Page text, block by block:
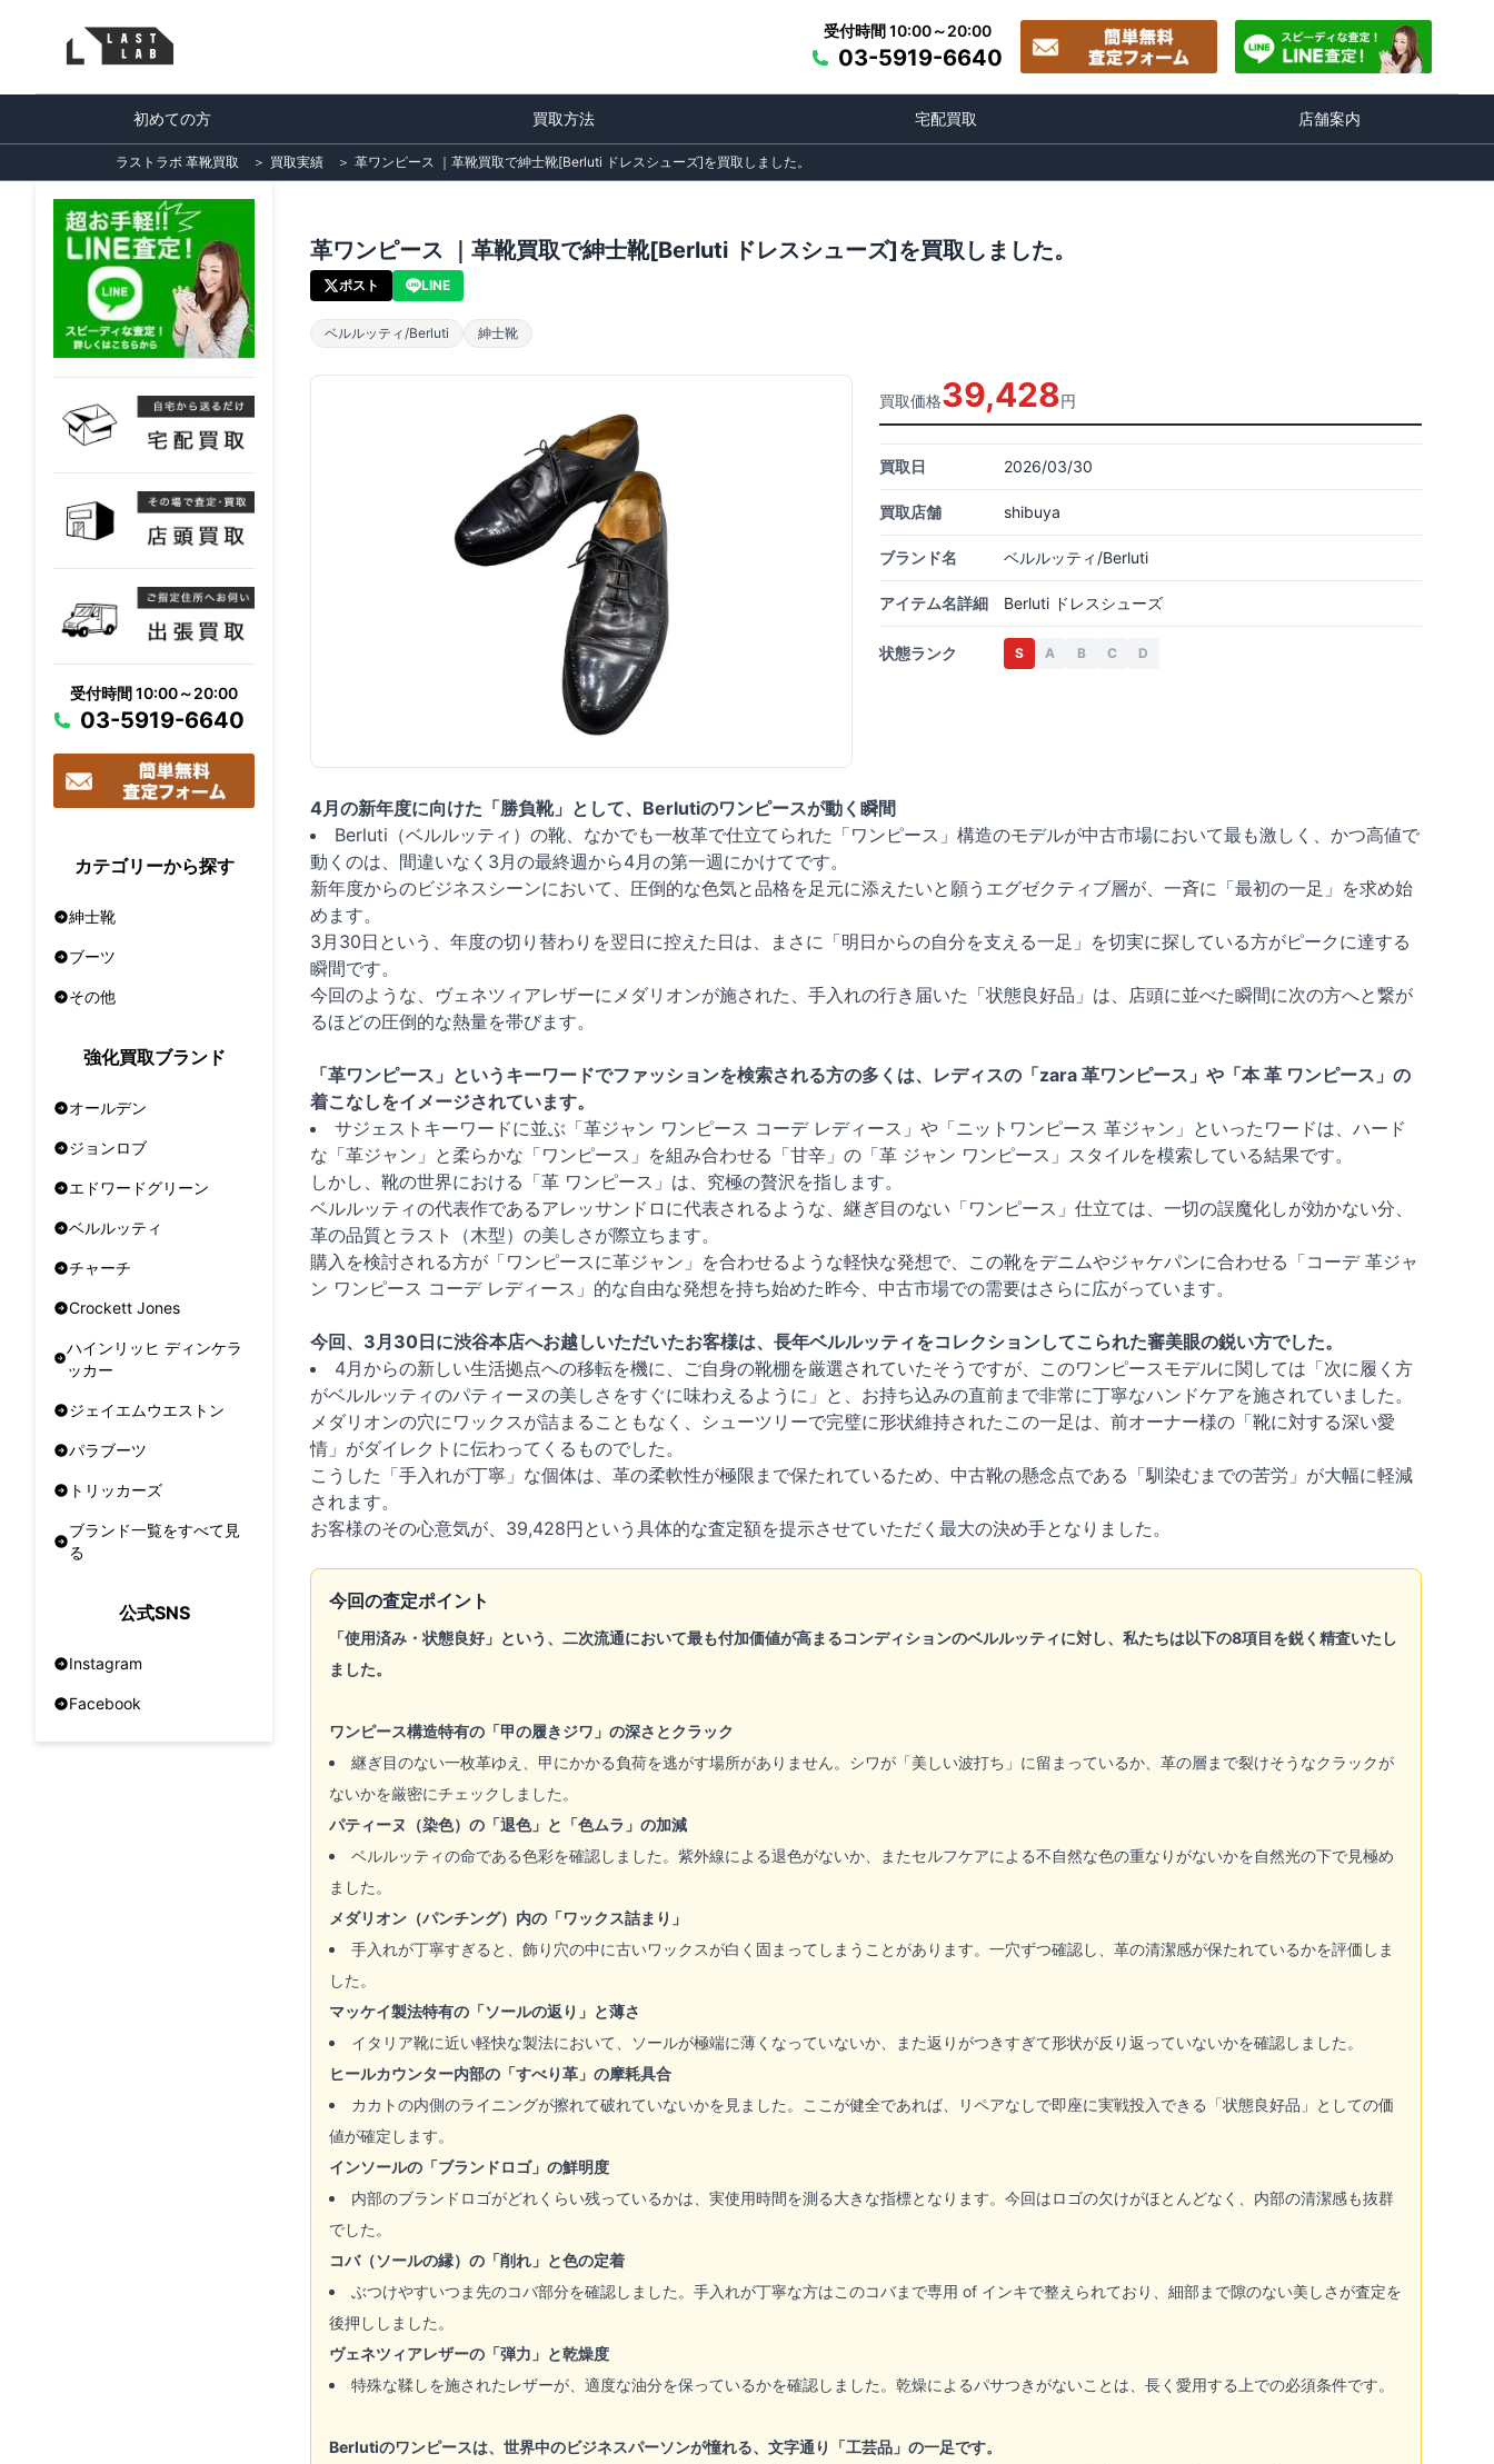
受付時間 10:00～20:00
03-5919-6640
初めての方 買取方法 宅配買取 店舗案内
ラストラボ 革靴買取 ＞ 買取実績 ＞ 革ワンピース ｜革靴買取で紳士靴[Berluti ドレスシューズ]を買取しました。
受付時間 10:00～20:00
03-5919-6640
カテゴリーから探す
紳士靴
ブーツ
その他
強化買取ブランド
オールデン
ジョンロブ
エドワードグリーン
ベルルッティ
チャーチ
Crockett Jones
ハインリッヒ ディンケラ
ッカー
ジェイエムウエストン
パラブーツ
トリッカーズ
ブランド一覧をすべて見
る
公式SNS
Instagram
Facebook
革ワンピース ｜革靴買取で紳士靴[Berluti ドレスシューズ]を買取しました。
ポスト LINE
ベルルッティ/Berluti 紳士靴
買取価格39,428円
買取日 2026/03/30
買取店舗 shibuya
ブランド名 ベルルッティ/Berluti
アイテム名詳細 Berluti ドレスシューズ
状態ランク S A B C D
4月の新年度に向けた「勝負靴」として、Berlutiのワンピースが動く瞬間
Berluti（ベルルッティ）の靴、なかでも一枚革で仕立てられた「ワンピース」構造のモデルが中古市場において最も激しく、かつ高値で
動くのは、間違いなく3月の最終週から4月の第一週にかけてです。
新年度からのビジネスシーンにおいて、圧倒的な色気と品格を足元に添えたいと願うエグゼクティブ層が、一斉に「最初の一足」を求め始
めます。
3月30日という、年度の切り替わりを翌日に控えた日は、まさに「明日からの自分を支える一足」を切実に探している方がピークに達する
瞬間です。
今回のような、ヴェネツィアレザーにメダリオンが施された、手入れの行き届いた「状態良好品」は、店頭に並べた瞬間に次の方へと繋が
るほどの圧倒的な熱量を帯びます。
「革ワンピース」というキーワードでファッションを検索される方の多くは、レディスの「zara 革ワンピース」や「本 革 ワンピース」の
着こなしをイメージされています。
サジェストキーワードに並ぶ「革ジャン ワンピース コーデ レディース」や「ニットワンピース 革ジャン」といったワードは、ハード
な「革ジャン」と柔らかな「ワンピース」を組み合わせる「甘辛」の「革 ジャン ワンピース」スタイルを模索している結果です。
しかし、靴の世界における「革 ワンピース」は、究極の贅沢を指します。
ベルルッティの代表作であるアレッサンドロに代表されるような、継ぎ目のない「ワンピース」仕立ては、一切の誤魔化しが効かない分、
革の品質とラスト（木型）の美しさが際立ちます。
購入を検討される方が「ワンピースに革ジャン」を合わせるような軽快な発想で、この靴をデニムやジャケパンに合わせる「コーデ 革ジャ
ン ワンピース コーデ レディース」的な自由な発想を持ち始めた昨今、中古市場での需要はさらに広がっています。
今回、3月30日に渋谷本店へお越しいただいたお客様は、長年ベルルッティをコレクションしてこられた審美眼の鋭い方でした。
4月からの新しい生活拠点への移転を機に、ご自身の靴棚を厳選されていたそうですが、このワンピースモデルに関しては「次に履く方
がベルルッティのパティーヌの美しさをすぐに味わえるように」と、お持ち込みの直前まで非常に丁寧なハンドケアを施されていました。
メダリオンの穴にワックスが詰まることもなく、シューツリーで完璧に形状維持されたこの一足は、前オーナー様の「靴に対する深い愛
情」がダイレクトに伝わってくるものでした。
こうした「手入れが丁寧」な個体は、革の柔軟性が極限まで保たれているため、中古靴の懸念点である「馴染むまでの苦労」が大幅に軽減
されます。
お客様のその心意気が、39,428円という具体的な査定額を提示させていただく最大の決め手となりました。
今回の査定ポイント
「使用済み・状態良好」という、二次流通において最も付加価値が高まるコンディションのベルルッティに対し、私たちは以下の8項目を鋭く精査いたし
ました。
ワンピース構造特有の「甲の履きジワ」の深さとクラック
継ぎ目のない一枚革ゆえ、甲にかかる負荷を逃がす場所がありません。シワが「美しい波打ち」に留まっているか、革の層まで裂けそうなクラックが
ないかを厳密にチェックしました。
パティーヌ（染色）の「退色」と「色ムラ」の加減
ベルルッティの命である色彩を確認しました。紫外線による退色がないか、またセルフケアによる不自然な色の重なりがないかを自然光の下で見極め
ました。
メダリオン（パンチング）内の「ワックス詰まり」
手入れが丁寧すぎると、飾り穴の中に古いワックスが白く固まってしまうことがあります。一穴ずつ確認し、革の清潔感が保たれているかを評価しま
した。
マッケイ製法特有の「ソールの返り」と薄さ
イタリア靴に近い軽快な製法において、ソールが極端に薄くなっていないか、また返りがつきすぎて形状が反り返っていないかを確認しました。
ヒールカウンター内部の「すべり革」の摩耗具合
カカトの内側のライニングが擦れて破れていないかを見ました。ここが健全であれば、リペアなしで即座に実戦投入できる「状態良好品」としての価
値が確定します。
インソールの「ブランドロゴ」の鮮明度
内部のブランドロゴがどれくらい残っているかは、実使用時間を測る大きな指標となります。今回はロゴの欠けがほとんどなく、内部の清潔感も抜群
でした。
コバ（ソールの縁）の「削れ」と色の定着
ぶつけやすいつま先のコバ部分を確認しました。手入れが丁寧な方はこのコバまで専用 of インキで整えられており、細部まで隙のない美しさが査定を
後押ししました。
ヴェネツィアレザーの「弾力」と乾燥度
特殊な鞣しを施されたレザーが、適度な油分を保っているかを確認しました。乾燥によるパサつきがないことは、長く愛用する上での必須条件です。
Berlutiのワンピースは、世界中のビジネスパーソンが憧れる、文字通り「工芸品」の一足です。